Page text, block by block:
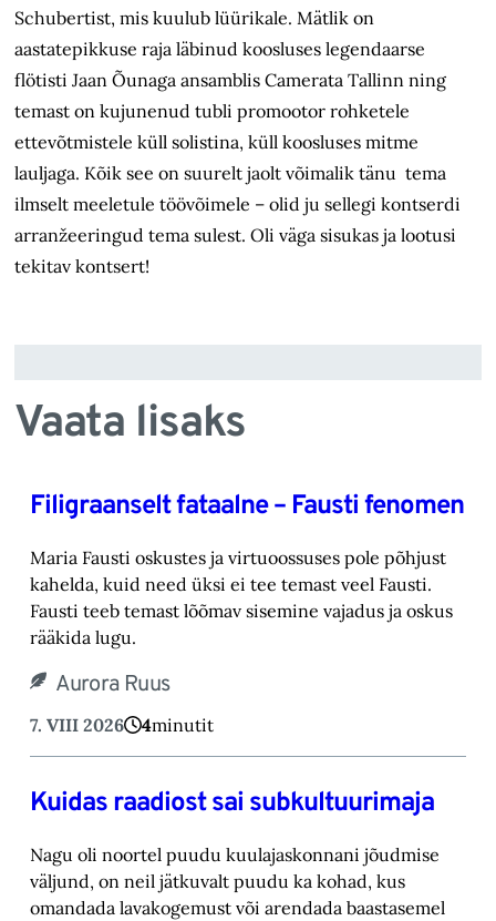
Schubertist, mis kuulub lüürikale. Mätlik on
aastatepikkuse raja läbinud koosluses legendaarse
flötisti Jaan Õunaga ansamblis Camerata Tallinn ning
temast on kujunenud tubli promootor rohketele
ettevõtmistele küll solistina, küll koosluses mitme
lauljaga. Kõik see on suurelt jaolt võimalik tänu tema
ilmselt meeletule töövõimele – olid ju sellegi kontserdi
arranžeeringud tema sulest. Oli väga sisukas ja lootusi
tekitav kontsert!
Vaata lisaks
Filigraanselt fataalne – Fausti fenomen
Maria Fausti oskustes ja virtuoossuses pole põhjust
kahelda, kuid need üksi ei tee temast ‎veel Fausti.
Fausti teeb temast lõõmav sisemine vajadus ja oskus
rääkida lugu.‎
Aurora Ruus
7. VIII 2026 4minutit
Kuidas raadiost sai subkultuurimaja
Nagu oli noortel puudu kuulajaskonnani jõudmise
väljund, on neil jätkuvalt puudu ka kohad, ‎kus
omandada lavakogemust või arendada baastasemel